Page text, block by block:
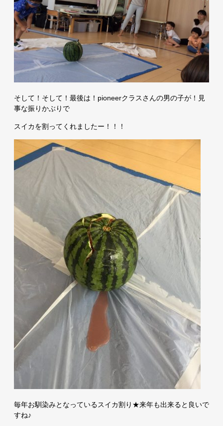
そして！そして！最後は！pioneerクラスさんの男の子が！見
事な振りかぶりで
スイカを割ってくれましたー！！！
毎年お馴染みとなっているスイカ割り★来年も出来ると良いで
すね♪